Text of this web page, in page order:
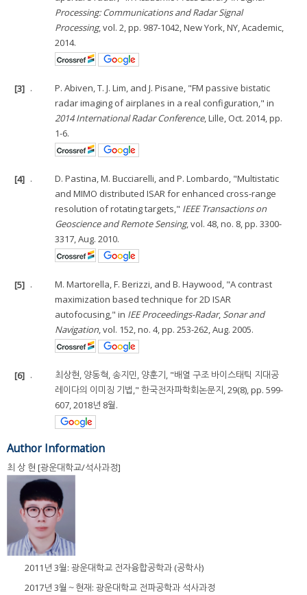
Processing: Communications and Radar Signal
Processing, vol. 2, pp. 987-1042, New York, NY, Academic,
2014.
[3] .
P. Abiven, T. J. Lim, and J. Pisane, "FM passive bistatic
radar imaging of airplanes in a real configuration," in
2014 International Radar Conference, Lille, Oct. 2014, pp.
1-6.
[4] .
D. Pastina, M. Bucciarelli, and P. Lombardo, "Multistatic
and MIMO distributed ISAR for enhanced cross-range
resolution of rotating targets," IEEE Transactions on
Geoscience and Remote Sensing, vol. 48, no. 8, pp. 3300-
3317, Aug. 2010.
[5] .
M. Martorella, F. Berizzi, and B. Haywood, "A contrast
maximization based technique for 2D ISAR
autofocusing," in IEE Proceedings-Radar, Sonar and
Navigation, vol. 152, no. 4, pp. 253-262, Aug. 2005.
[6] .
최상현, 양동혁, 송지민, 양훈기, "배열 구조 바이스태틱 지대공
레이다의 이미징 기법," 한국전자파학회논문지, 29(8), pp. 599-
607, 2018년 8월.
Author Information
최 상 현 [광운대학교/석사과정]
2011년 3월: 광운대학교 전자융합공학과 (공학사)
2017년 3월～현재: 광운대학교 전파공학과 석사과정